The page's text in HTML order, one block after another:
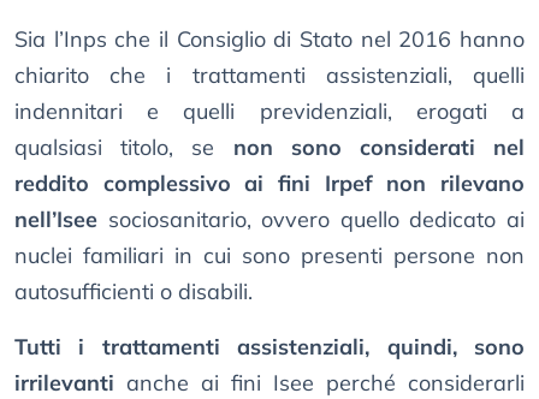
Sia l’Inps che il Consiglio di Stato nel 2016 hanno
chiarito che i trattamenti assistenziali, quelli
indennitari e quelli previdenziali, erogati a
qualsiasi titolo, se non sono considerati nel
reddito complessivo ai fini Irpef non rilevano
nell’Isee sociosanitario, ovvero quello dedicato ai
nuclei familiari in cui sono presenti persone non
autosufficienti o disabili.
Tutti i trattamenti assistenziali, quindi, sono
irrilevanti anche ai fini Isee perché considerarli